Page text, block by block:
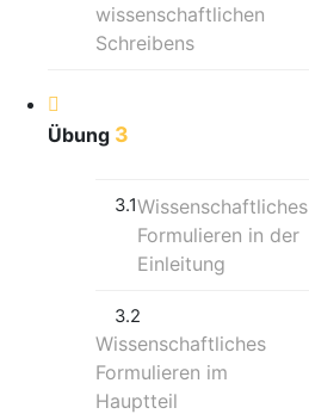
wissenschaftlichen
Schreibens
Übung 3
3.1Wissenschaftliches
Formulieren in der
Einleitung
3.2
Wissenschaftliches
Formulieren im
Hauptteil